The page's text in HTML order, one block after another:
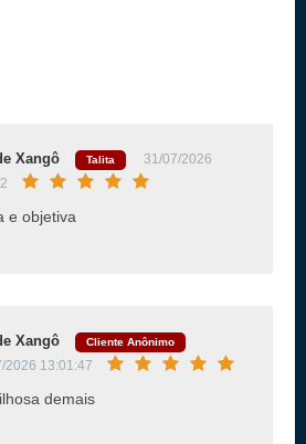
Xangô Talita
31/07/2026
e objetiva
Xangô Cliente Anônimo
2026 13:01:47
demais